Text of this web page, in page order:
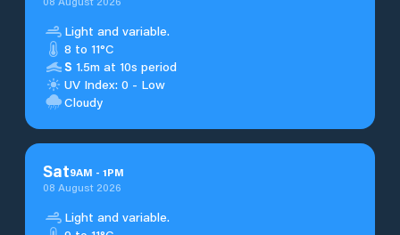
Light and variable.
8 to 11°C
S 1.5m at 10s period
UV Index: 0 - Low
Cloudy
Sat9AM - 1PM
08 August 2026
Light and variable.